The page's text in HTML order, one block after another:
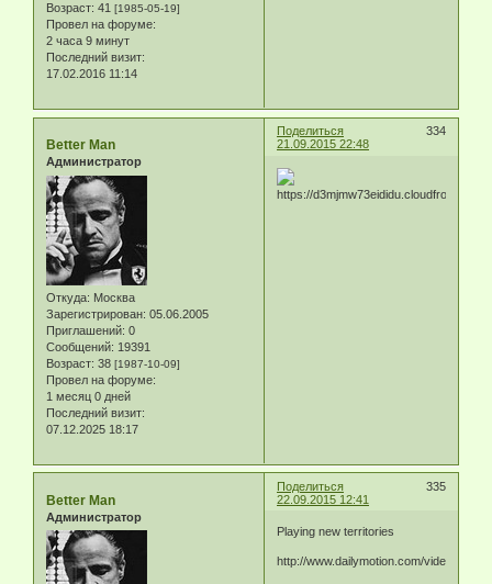
Возраст: 41 [1985-05-19]
Провел на форуме:
2 часа 9 минут
Последний визит:
17.02.2016 11:14
Поделиться
334
21.09.2015 22:48
Better Man
Администратор
Откуда: Москва
Зарегистрирован: 05.06.2005
Приглашений: 0
Сообщений: 19391
Возраст: 38 [1987-10-09]
Провел на форуме:
1 месяц 0 дней
Последний визит:
07.12.2025 18:17
Поделиться
335
22.09.2015 12:41
Better Man
Администратор
Playing new territories
http://www.dailymotion.com/video/